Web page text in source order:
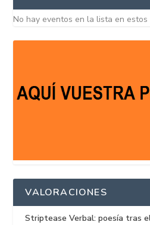
No hay eventos en la lista en estos
VALORACIONES
Striptease Verbal: poesía tras